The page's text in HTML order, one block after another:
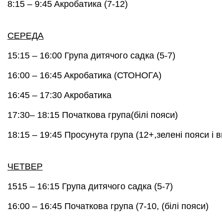
8:15 – 9:45 Aкробатика (7-12)
СЕРЕДА
15:15 – 16:00 Група дитячого садка (5-7)
16:00 – 16:45 Aкробатика (СТОНОГА)
16:45 – 17:30 Aкробатика
17:30– 18:15 Початкова групa(білі пояси)
18:15 – 19:45 Просунута група (12+,зелені пояси і
ЧЕТВЕР
1515 – 16:15 Група дитячого садка (5-7)
16:00 – 16:45 Початкова група (7-10, (білі пояси)